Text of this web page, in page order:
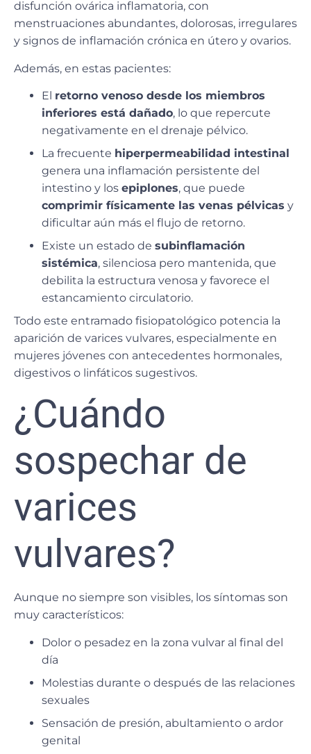
disfunción ovárica inflamatoria, con
menstruaciones abundantes, dolorosas, irregulares
y signos de inflamación crónica en útero y ovarios.
Además, en estas pacientes:
El retorno venoso desde los miembros
inferiores está dañado, lo que repercute
negativamente en el drenaje pélvico.
La frecuente hiperpermeabilidad intestinal
genera una inflamación persistente del
intestino y los epiplones, que puede
comprimir físicamente las venas pélvicas y
dificultar aún más el flujo de retorno.
Existe un estado de subinflamación
sistémica, silenciosa pero mantenida, que
debilita la estructura venosa y favorece el
estancamiento circulatorio.
Todo este entramado fisiopatológico potencia la
aparición de varices vulvares, especialmente en
mujeres jóvenes con antecedentes hormonales,
digestivos o linfáticos sugestivos.
¿Cuándo
sospechar de
varices
vulvares?
Aunque no siempre son visibles, los síntomas son
muy característicos:
Dolor o pesadez en la zona vulvar al final del
día
Molestias durante o después de las relaciones
sexuales
Sensación de presión, abultamiento o ardor
genital